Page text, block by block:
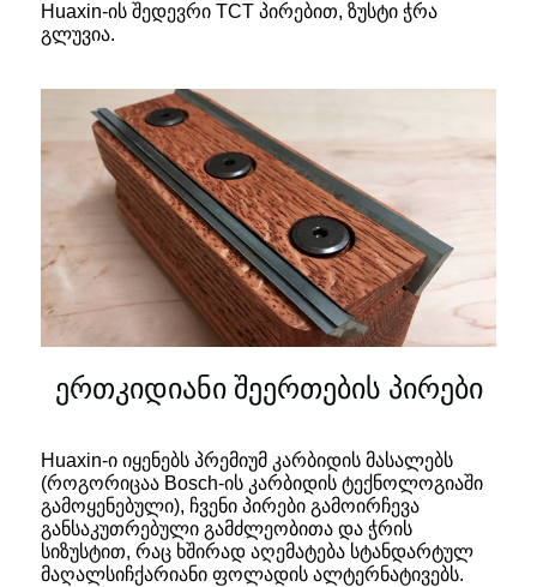
Huaxin-ის შედევრი TCT პირებით, ზუსტი ჭრა
გლუვია.
ერთკიდიანი შეერთების პირები
Huaxin-ი იყენებს პრემიუმ კარბიდის მასალებს
(როგორიცაა Bosch-ის კარბიდის ტექნოლოგიაში
გამოყენებული), ჩვენი პირები გამოირჩევა
განსაკუთრებული გამძლეობითა და ჭრის
სიზუსტით, რაც ხშირად აღემატება სტანდარტულ
მაღალსიჩქარიანი ფოლადის ალტერნატივებს.